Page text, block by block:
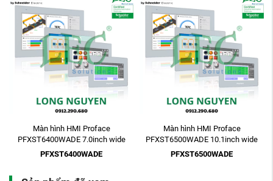
Màn hình HMI Proface
PFXST6400WADE 7.0inch wide
WVGA 24VDC GP-Pro EX
PFXST6400WADE
Màn hình HMI Proface
PFXST6500WADE 10.1inch wide
WSVGA 24VDC GP-Pro EX
PFXST6500WADE